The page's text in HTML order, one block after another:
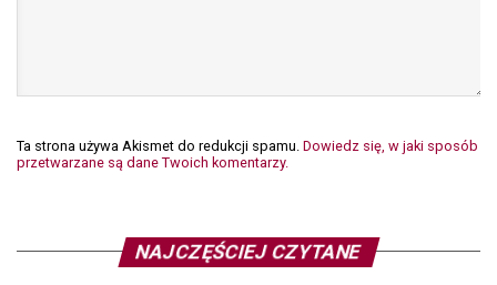
Ta strona używa Akismet do redukcji spamu. Dowiedz się, w jaki sposób
przetwarzane są dane Twoich komentarzy.
NAJCZĘŚCIEJ CZYTANE